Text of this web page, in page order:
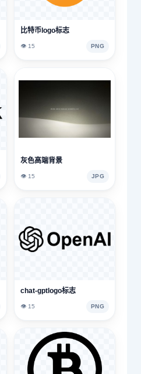
比特币logo标志
👁️ 15 PNG
灰色高端背景
👁️ 15 JPG
chat-gptlogo标志
👁️ 15 PNG